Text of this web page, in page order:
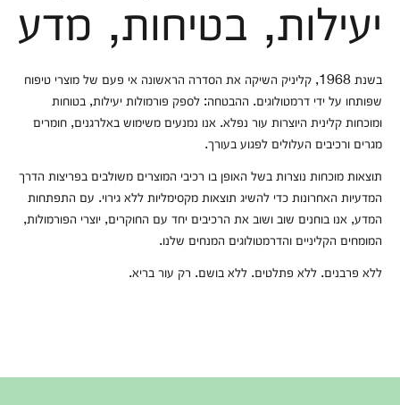
יעילות, בטיחות, מדע
בשנת 1968, קליניק השיקה את הסדרה הראשונה אי פעם של מוצרי טיפוח
שפותחו על ידי דרמטולוגים. ההבטחה: לספק פורמולות יעילות, בטוחות
ומוכחות קלינית היוצרות עור נפלא. אנו נמנעים משימוש באלרגנים, חומרים
מגרים ורכיבים העלולים לפגוע בעורך.
תוצאות מוכחות נוצרות בשל האופן בו רכיבי המוצרים משולבים בפריצות הדרך
המדעיות האחרונות כדי להשיג תוצאות מקסימליות ללא גירוי. עם התפתחות
המדע, אנו בוחנים שוב ושוב את הרכיבים יחד עם החוקרים, יוצרי הפורמולות,
המומחים הקליניים והדרמטולוגים המנחים שלנו.
ללא פרבנים. ללא פתלטים. ללא בושם. רק עור בריא.